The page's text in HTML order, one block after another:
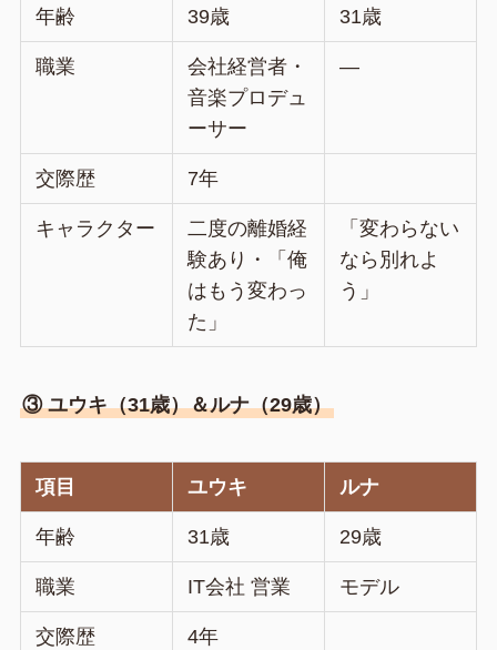
年齢 39歳 31歳
職業
会社経営者・
音楽プロデュ
ーサー
—
交際歴 7年
キャラクター
二度の離婚経
験あり・「俺
はもう変わっ
た」
「変わらない
なら別れよ
う」
③ ユウキ（31歳）＆ルナ（29歳）
項目 ユウキ ルナ
年齢 31歳 29歳
職業 IT会社 営業 モデル
交際歴 4年